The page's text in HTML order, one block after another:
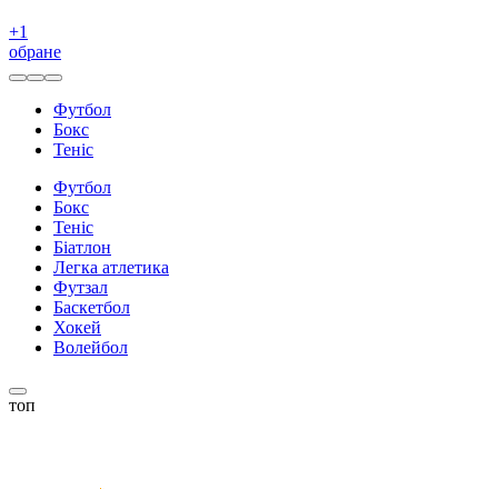
+1
обране
Футбол
Бокс
Теніс
Футбол
Бокс
Теніс
Біатлон
Легка атлетика
Футзал
Баскетбол
Хокей
Волейбол
топ